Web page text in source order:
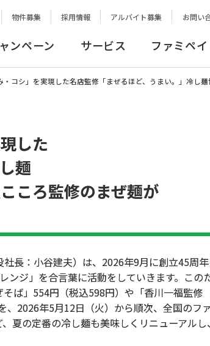
物件募集 採用情報 アルバイト募集 お問い
ンペーン サービス ファミペ
・コシ」を実現した名店監修「まぜるほど、うまい。」冷し
した
麺
ころ監修のまぜ麺が
長：小谷建夫）は、2026年9月に創立45周
ジ」を合言葉に活動をしていきます。この
ば」554円（税込598円）や「香川一福監
2026年5月12日（火）から順次、全国のフ
夏の定番の冷し麺も美味しくリニューアルし